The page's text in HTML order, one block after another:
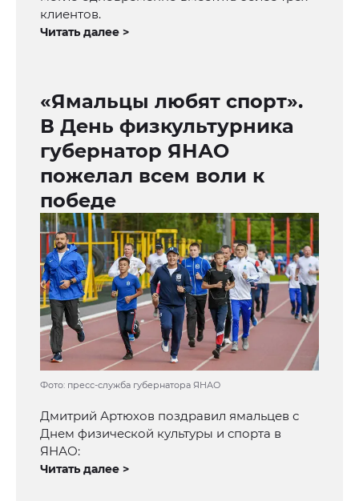
клиентов.
Читать далее >
«Ямальцы любят спорт».
В День физкультурника
губернатор ЯНАО
пожелал всем воли к
победе
Фото: пресс-служба губернатора ЯНАО
Дмитрий Артюхов поздравил ямальцев с
Днем физической культуры и спорта в
ЯНАО:
Читать далее >